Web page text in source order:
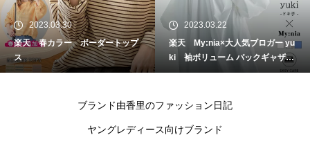
2023.03.30
楽天 春カラー ボーダートップ
ス
2023.03.22
楽天 My:nia×大人気ブロガー yu
ki 袖ボリューム バックギャザー
シャツ
ブランド由香里のファッション日記
ヤングレディース向けブランド